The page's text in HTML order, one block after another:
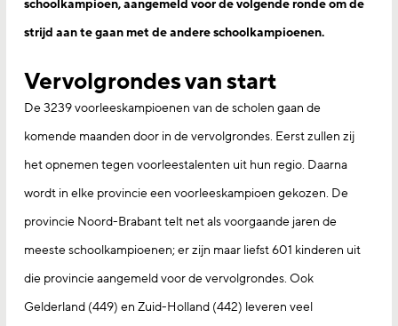
schoolkampioen, aangemeld voor de volgende ronde om de
strijd aan te gaan met de andere schoolkampioenen.
Vervolgrondes van start
De 3239 voorleeskampioenen van de scholen gaan de
komende maanden door in de vervolgrondes. Eerst zullen zij
het opnemen tegen voorleestalenten uit hun regio. Daarna
wordt in elke provincie een voorleeskampioen gekozen. De
provincie Noord-Brabant telt net als voorgaande jaren de
meeste schoolkampioenen; er zijn maar liefst 601 kinderen uit
die provincie aangemeld voor de vervolgrondes. Ook
Gelderland (449) en Zuid-Holland (442) leveren veel